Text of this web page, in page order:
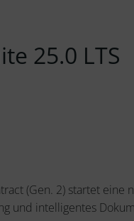
25.0 LTS
(Gen. 2) startet
und intelligentes